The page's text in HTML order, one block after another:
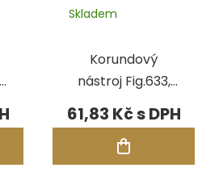
Korundový
nástroj Fig.633,
pr.8,50 mm
Skladem
61,83 Kč